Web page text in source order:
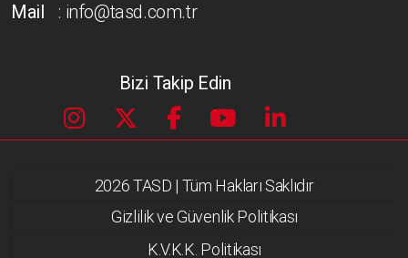
Mail
: info@tasd.com.tr
Bizi Takip Edin
2026 TASD | Tüm Hakları Saklıdır
Gizlilik ve Güvenlik Politikası
K.V.K.K. Politikası